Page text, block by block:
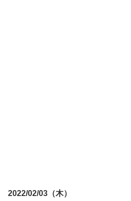
2022/02/03（木）